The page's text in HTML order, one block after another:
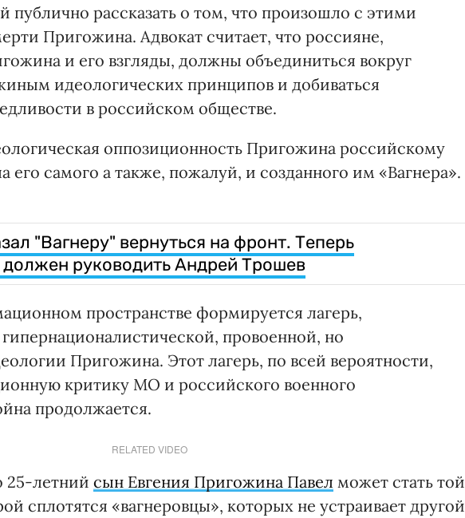
публично рассказать о том, что произошло с этими
Пригожина. Адвокат считает, что россияне,
и его взгляды, должны объединиться вокруг
идеологических принципов и добиваться
в российском обществе.
оппозиционность Пригожина российскому
самого а также, пожалуй, и созданного им «Вагнера».
"Вагнеру" вернуться на фронт. Теперь
руководить Андрей Трошев
пространстве формируется лагерь,
провоенной, но
Пригожина. Этот лагерь, по всей вероятности,
критику МО и российского военного
продолжается.
RELATED VIDEO
25-летний сын Евгения Пригожина Павел может стать той
сплотятся «вагнеровцы», которых не устраивает другой